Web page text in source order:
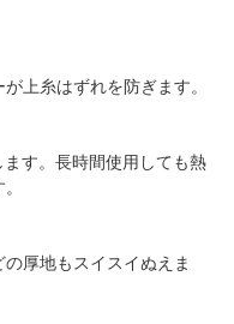
上糸はずれを防ぎます。
す。長時間使用しても熱
厚地もスイスイぬえま